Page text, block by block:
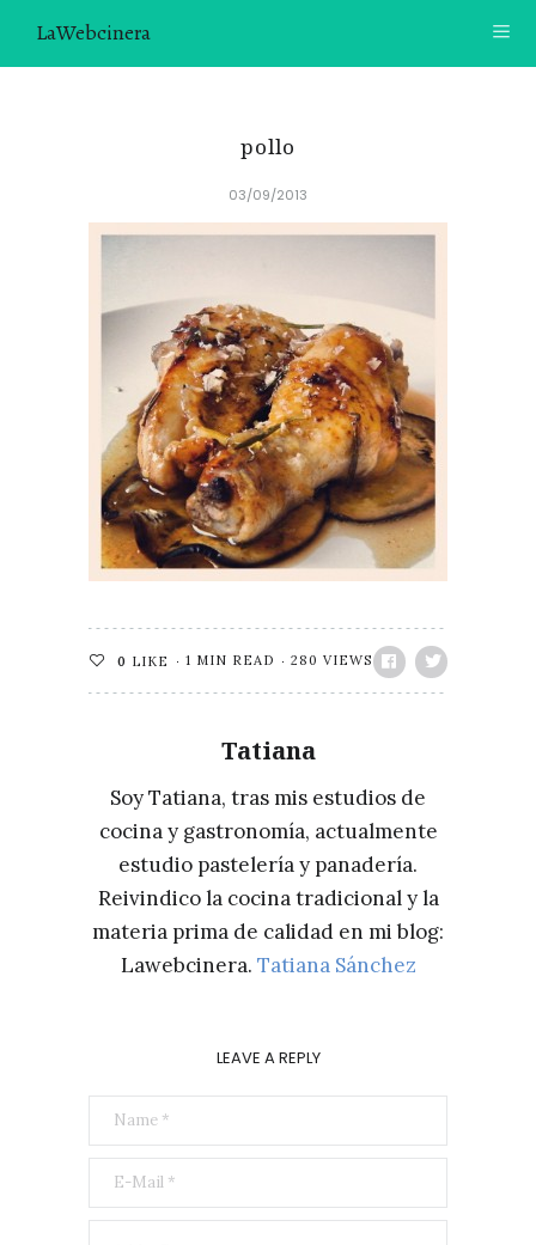
LaWebcinera
CONTACTO
¿TE GUSTARÍA UNIRTE A NUESTRA AVENTURA GASTRON
ÚNETE A LA NEWSLETTER
RECOMENDACIONES
pollo
03/09/2013
0 LIKE 1 MIN READ 280 VIEWS
Tatiana
Soy Tatiana, tras mis estudios de
cocina y gastronomía, actualmente
estudio pastelería y panadería.
Reivindico la cocina tradicional y la
materia prima de calidad en mi blog:
Lawebcinera. Tatiana Sánchez
LEAVE A REPLY